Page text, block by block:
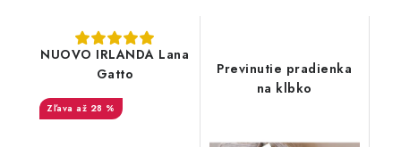
NUOVO IRLANDA Lana
Gatto
až 28 %
Previnutie pradienka
na klbko